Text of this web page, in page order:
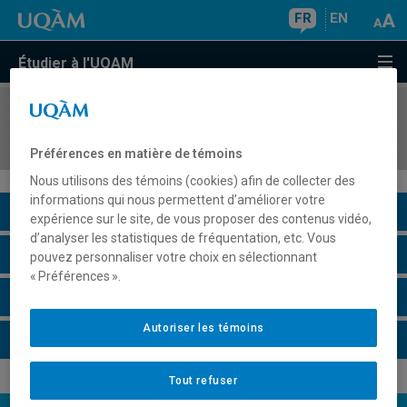
FR EN
Étudier à l'UQAM
COURS//
Description du cours
Horaire - Été 2026
Préférences en matière de témoins
Nous utilisons des témoins (cookies) afin de collecter des
informations qui nous permettent d’améliorer votre
expérience sur le site, de vous proposer des contenus vidéo,
d’analyser les statistiques de fréquentation, etc. Vous
pouvez personnaliser votre choix en sélectionnant
« Préférences ».
Tout refuser
Autoriser les témoins